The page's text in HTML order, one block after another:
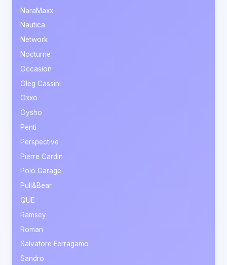
NaraMaxx
Nautica
Network
Nocturne
Occasion
Oleg Cassini
Oxxo
Oysho
Penti
Perspective
Pierre Cardin
Polo Garage
Pull&Bear
QUE
Ramsey
Roman
Salvatore Ferragamo
Sandro